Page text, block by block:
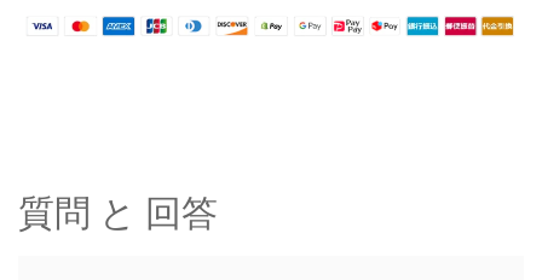
質問 と 回答